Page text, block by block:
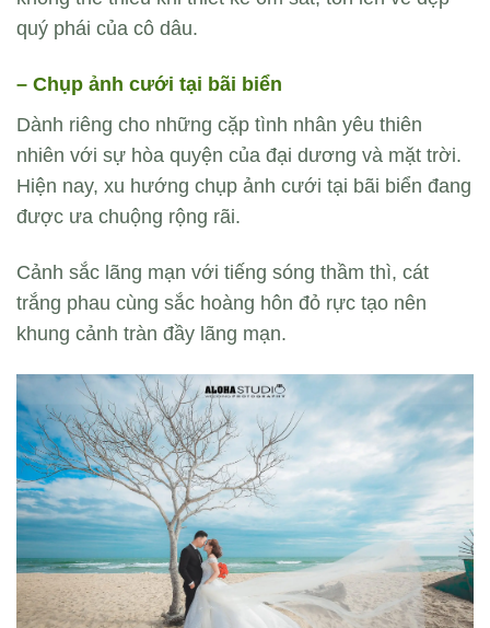
quý phái của cô dâu.
– Chụp ảnh cưới tại bãi biển
Dành riêng cho những cặp tình nhân yêu thiên
nhiên với sự hòa quyện của đại dương và mặt trời.
Hiện nay, xu hướng chụp ảnh cưới tại bãi biển đang
được ưa chuộng rộng rãi.
Cảnh sắc lãng mạn với tiếng sóng thầm thì, cát
trắng phau cùng sắc hoàng hôn đỏ rực tạo nên
khung cảnh tràn đầy lãng mạn.